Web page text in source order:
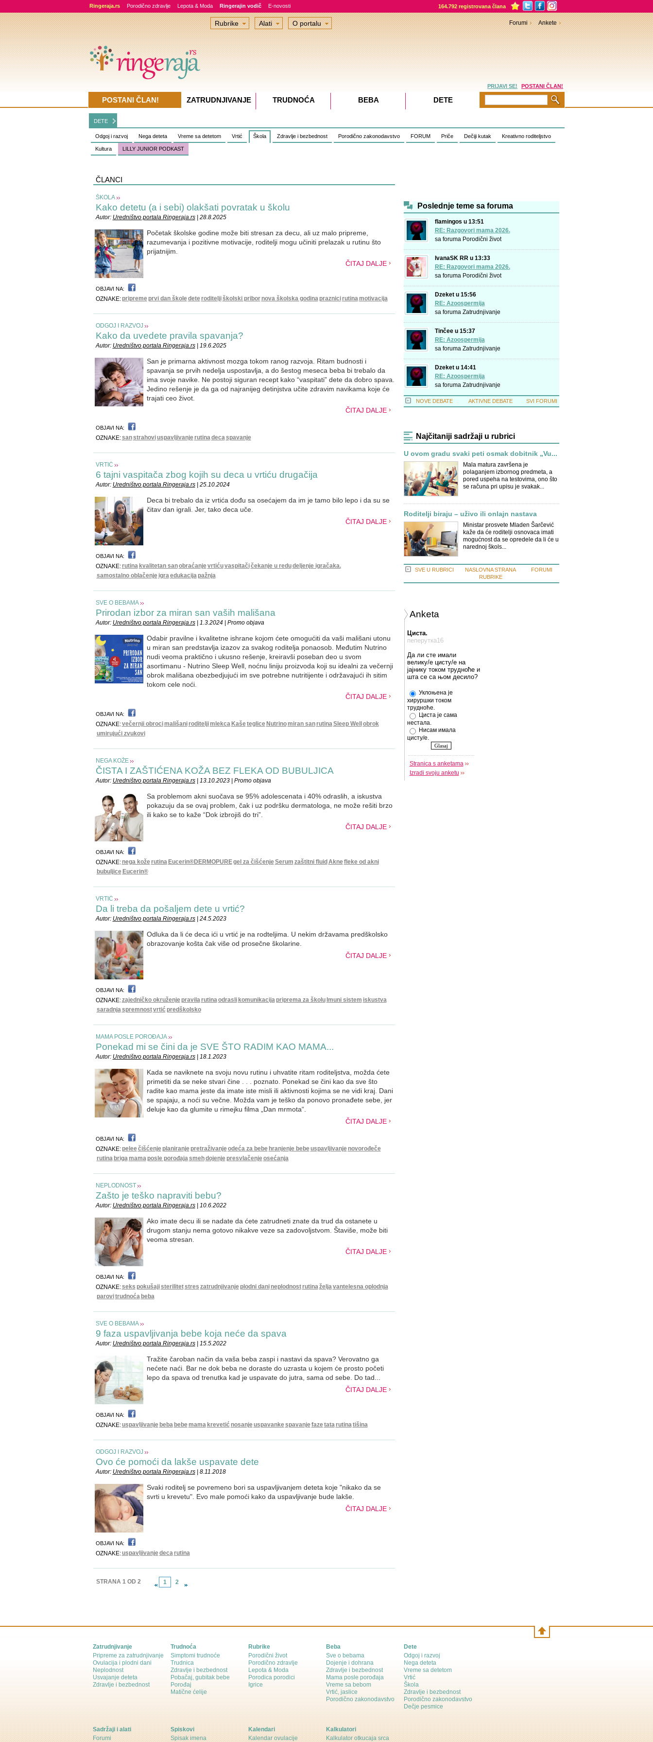
Ringeraja.rs Porodično zdravlje Lepota & Moda Ringerajin vodič E-novosti 164.792 registrovana člana
DETE
Odgoj i razvoj Nega deteta Vreme sa detetom Vrtić Škola Zdravlje i bezbednost Porodično zakonodavstvo FORUM Priče Dečiji kutak Kreativno roditeljstvo
Kultura LILLY JUNIOR PODKAST
ČLANCI
ŠKOLA
Kako detetu (a i sebi) olakšati povratak u školu
Autor: Uredništvo portala Ringeraja.rs| 28.8.2025
Početak školske godine može biti stresan za decu, ali uz malo pripreme,
razumevanja i pozitivne motivacije, roditelji mogu učiniti prelazak u rutinu što
prijatnijim.
ČITAJ DALJE
OBJAVI NA:
OZNAKE: pripreme prvi dan školedete roditeljiškolski pribor nova školska godina praznici rutina motivacija
ODGOJ I RAZVOJ
Kako da uvedete pravila spavanja?
Autor: Uredništvo portala Ringeraja.rs| 19.6.2025
San je primarna aktivnost mozga tokom ranog razvoja. Ritam budnosti i
spavanja se prvih nedelja uspostavlja, a do šestog meseca beba bi trebalo da
ima svoje navike. Ne postoji siguran recept kako “vaspitati” dete da dobro spava.
Jedino rešenje je da ga od najranijeg detinjstva učite zdravim navikama koje će
trajati ceo život.
ČITAJ DALJE
OBJAVI NA:
OZNAKE:sanstrahoviuspavljivanje rutinadecaspavanje
VRTIĆ
6 tajni vaspitača zbog kojih su deca u vrtiću drugačija
Autor: Uredništvo portala Ringeraja.rs| 25.10.2024
Deca bi trebalo da iz vrtića dođu sa osećajem da im je tamo bilo lepo i da su se
čitav dan igrali. Jer, tako deca uče.
ČITAJ DALJE
OBJAVI NA:
OZNAKE: rutina kvalitetan sanobraćanjevrtićuvaspitačičekanje u redudeljenje igračaka.
samostalno oblačenje igraedukacija pažnja
SVE O BEBAMA
Prirodan izbor za miran san vaših mališana
Autor: Uredništvo portala Ringeraja.rs| 1.3.2024 | Promo objava
Odabir pravilne i kvalitetne ishrane kojom ćete omogućiti da vaši mališani utonu
u miran san predstavlja izazov za svakog roditelja ponaosob. Međutim Nutrino
nudi veoma praktično i ukusno rešenje, kreiravši poseban deo u svom
asortimanu - Nutrino Sleep Well, noćnu liniju proizvoda koji su idealni za večernji
obrok mališana obezbedjujući im sve potrebne nutritijente i održavajući ih sitim
tokom cele noći.
ČITAJ DALJE
OBJAVI NA:
OZNAKE:večernji obroci mališani roditelji mlekca Kašeteglice Nutrino miran san rutinaSleep Well obrok
umirujući zvukovi
NEGA KOŽE
ČISTA I ZAŠTIĆENA KOŽA BEZ FLEKA OD BUBULJICA
Autor: Uredništvo portala Ringeraja.rs| 13.10.2023 | Promo objava
Sa problemom akni suočava se 95% adolescenata i 40% odraslih, a iskustva
pokazuju da se ovaj problem, čak i uz podršku dermatologa, ne može rešiti brzo
ili kako se to kaže “Dok izbrojiš do tri”.
ČITAJ DALJE
OBJAVI NA:
OZNAKE: nega kože rutina Eucerin®DERMOPUREgel za čišćenjeSerum zaštitni fluid Aknefleke od akni
bubuljice Eucerin®
VRTIĆ
Da li treba da pošaljem dete u vrtić?
Autor: Uredništvo portala Ringeraja.rs| 24.5.2023
Odluka da li će deca ići u vrtić je na rodteljima. U nekim državama predškolsko
obrazovanje košta čak više od prosečne školarine.
ČITAJ DALJE
OBJAVI NA:
OZNAKE:zajedničko okruženje pravila rutinaodrasli komunikacija priprema za školu Imuni sistem iskustva
saradnjaspremnostvrtić predškolsko
MAMA POSLE POROĐAJA
Ponekad mi se čini da je SVE ŠTO RADIM KAO MAMA...
Autor: Uredništvo portala Ringeraja.rs| 18.1.2023
Kada se naviknete na svoju novu rutinu i uhvatite ritam roditeljstva, možda ćete
primetiti da se neke stvari čine . . . poznato. Ponekad se čini kao da sve što
radite kao mama jeste da imate iste misli ili aktivnosti kojima se ne vidi kraj. Dani
se spajaju, a noći su večne. Možda vam je teško da ponovo pronađete sebe, jer
deluje kao da glumite u rimejku filma „Dan mrmota“.
ČITAJ DALJE
OBJAVI NA:
OZNAKE: peleečišćenje planiranje pretraživanjeodeća za bebe hranjenje bebeuspavljivanje novorođeče
rutina briga mama posle porođajasmehdojenje presvlačenjeosećanja
NEPLODNOST
Zašto je teško napraviti bebu?
Autor: Uredništvo portala Ringeraja.rs| 10.6.2022
Ako imate decu ili se nadate da ćete zatrudneti znate da trud da ostanete u
drugom stanju nema gotovo nikakve veze sa zadovoljstvom. Štaviše, može biti
veoma stresan.
ČITAJ DALJE
OBJAVI NA:
OZNAKE:seks pokušajisterilitetstres zatrudnjivanje plodni dani neplodnost rutinaželjavantelesna oplodnja
parovitrudnoća beba
SVE O BEBAMA
9 faza uspavljivanja bebe koja neće da spava
Autor: Uredništvo portala Ringeraja.rs| 15.5.2022
Tražite čaroban način da vaša beba zaspi i nastavi da spava? Verovatno ga
nećete naći. Bar ne dok beba ne doraste do uzrasta u kojem će prosto početi
lepo da spava od trenutka kad je uspavate do jutra, sama od sebe. Do tad...
ČITAJ DALJE
OBJAVI NA:
OZNAKE:uspavljivanje beba bebe mama krevetić nosanjeuspavankespavanjefazetata rutinatišina
ODGOJ I RAZVOJ
Ovo će pomoći da lakše uspavate dete
Autor: Uredništvo portala Ringeraja.rs| 8.11.2018
Svaki roditelj se povremeno bori sa uspavljivanjem deteta koje "nikako da se
svrti u krevetu". Evo male pomoći kako da uspavljivanje bude lakše.
ČITAJ DALJE
OBJAVI NA:
OZNAKE:uspavljivanjedeca rutina
STRANA 1 OD 2 1 2
Poslednje teme sa foruma
flamingos u 13:51
RE: Razgovori mama 2026.
sa foruma Porodični život
IvanaSK RR u 13:33
RE: Razgovori mama 2026.
sa foruma Porodični život
Dzeket u 15:56
RE: Azoospermija
sa foruma Zatrudnjivanje
Tinčee u 15:37
RE: Azoospermija
sa foruma Zatrudnjivanje
Dzeket u 14:41
RE: Azoospermija
sa foruma Zatrudnjivanje
NOVE DEBATE AKTIVNE DEBATE SVI FORUMI
Najčitaniji sadržaji u rubrici
U ovom gradu svaki peti osmak dobitnik „Vu...
Mala matura završena je
polaganjem izbornog predmeta, a
pored uspeha na testovima, ono što
se računa pri upisu je svakak...
Roditelji biraju – uživo ili onlajn nastava
Ministar prosvete Mladen Šarčević
kaže da će roditelji osnovaca imati
mogućnost da se opredele da li će u
narednoj škols...
SVE U RUBRICI
NASLOVNA STRANA
RUBRIKE
FORUMI
Anketa
Циста.
пеперутка16
Да ли сте имали
велику/е цисту/е на
јајнику током трудноће и
шта се са њом десило?
Уклоњена је
хируршки током
трудноће.
Циста је сама
нестала.
Нисам имала
цисту/е.
Stranica s anketama
Izradi svoju anketu
Rubrike Alati O portalu Forumi Ankete
PRIJAVI SE! POSTANI ČLAN!
POSTANI ČLAN! ZATRUDNJIVANJE TRUDNOĆA BEBA DETE
Zatrudnjivanje
Pripreme za zatrudnjivanje
Ovulacija i plodni dani
Neplodnost
Usvajanje deteta
Zdravlje i bezbednost
Trudnoća
Simptomi trudnoće
Trudnica
Zdravlje i bezbednost
Pobačaj, gubitak bebe
Porođaj
Matične ćelije
Rubrike
Porodični život
Porodično zdravlje
Lepota & Moda
Porodica porodici
Igrice
Beba
Sve o bebama
Dojenje i dohrana
Zdravlje i bezbednost
Mama posle porođaja
Vreme sa bebom
Vrtić, jaslice
Porodično zakonodavstvo
Dete
Odgoj i razvoj
Nega deteta
Vreme sa detetom
Vrtić
Škola
Zdravlje i bezbednost
Porodično zakonodavstvo
Dečje pesmice
Sadržaji i alati
Forumi
Spiskovi
Spisak imena
Kalendari
Kalendar ovulacije
Kalkulatori
Kalkulator otkucaja srca